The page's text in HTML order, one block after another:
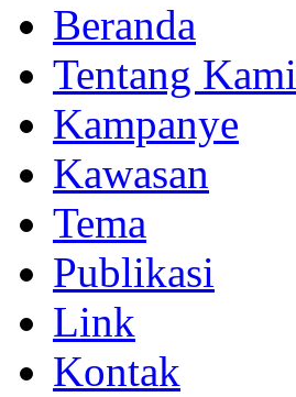
Beranda
Tentang Kami
Kampanye
Kawasan
Tema
Publikasi
Link
Kontak